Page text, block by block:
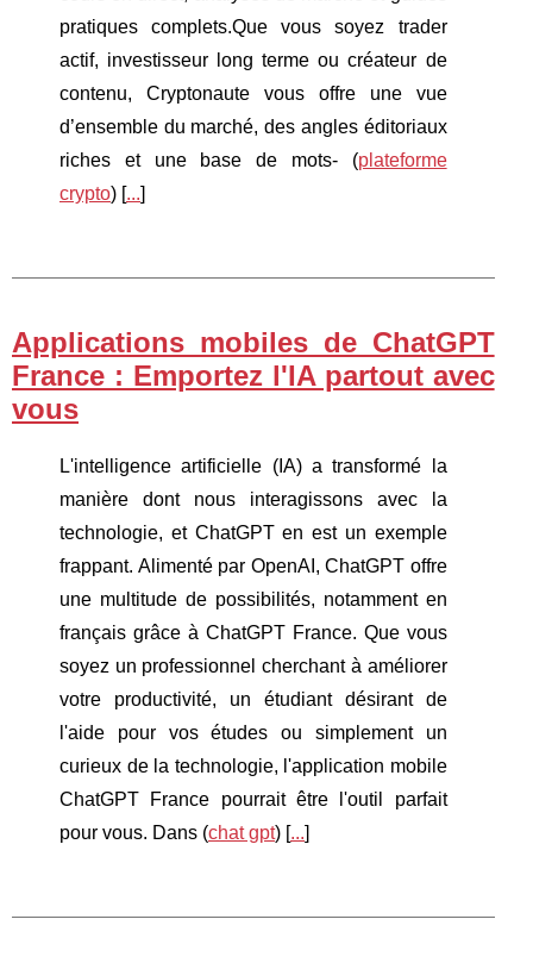
pratiques complets.Que vous soyez trader
actif, investisseur long terme ou créateur de
contenu, Cryptonaute vous offre une vue
d’ensemble du marché, des angles éditoriaux
riches et une base de mots‑ (plateforme
crypto) [...]
Applications mobiles de ChatGPT
France : Emportez l'IA partout avec
vous
L'intelligence artificielle (IA) a transformé la
manière dont nous interagissons avec la
technologie, et ChatGPT en est un exemple
frappant. Alimenté par OpenAI, ChatGPT offre
une multitude de possibilités, notamment en
français grâce à ChatGPT France. Que vous
soyez un professionnel cherchant à améliorer
votre productivité, un étudiant désirant de
l'aide pour vos études ou simplement un
curieux de la technologie, l'application mobile
ChatGPT France pourrait être l'outil parfait
pour vous. Dans (chat gpt) [...]